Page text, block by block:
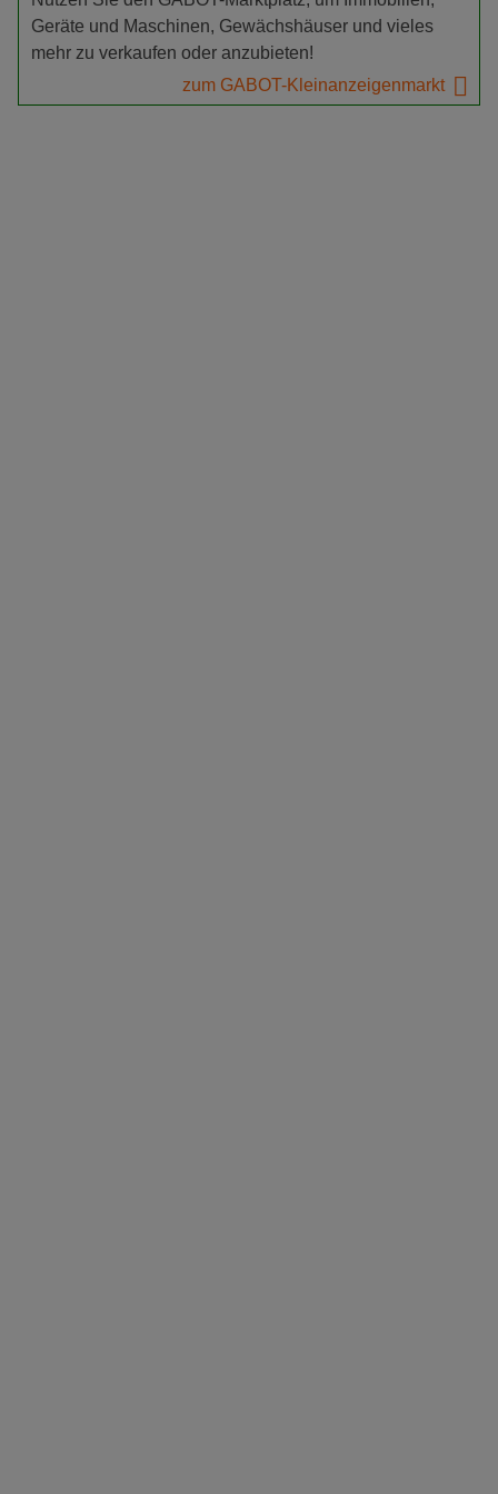
Geräte und Maschinen, Gewächshäuser und vieles
mehr zu verkaufen oder anzubieten!
zum GABOT-Kleinanzeigenmarkt